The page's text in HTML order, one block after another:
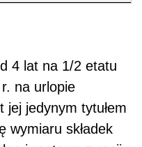
4 lat na 1/2 etatu
na urlopie
jedynym tytułem
wymiaru składek